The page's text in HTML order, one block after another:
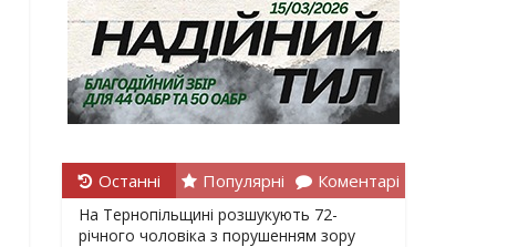
Останні Популярні Коментарі
На Тернопільщині розшукують 72-
річного чоловіка з порушенням зору